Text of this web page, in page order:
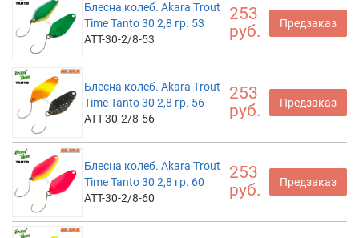
Блесна колеб. Akara Trout
Time Tanto 30 2,8 гр. 53
ATT-30-2/8-53
253
руб.
Предзаказ
Блесна колеб. Akara Trout
Time Tanto 30 2,8 гр. 56
ATT-30-2/8-56
253
руб.
Предзаказ
Блесна колеб. Akara Trout
Time Tanto 30 2,8 гр. 60
ATT-30-2/8-60
253
руб.
Предзаказ